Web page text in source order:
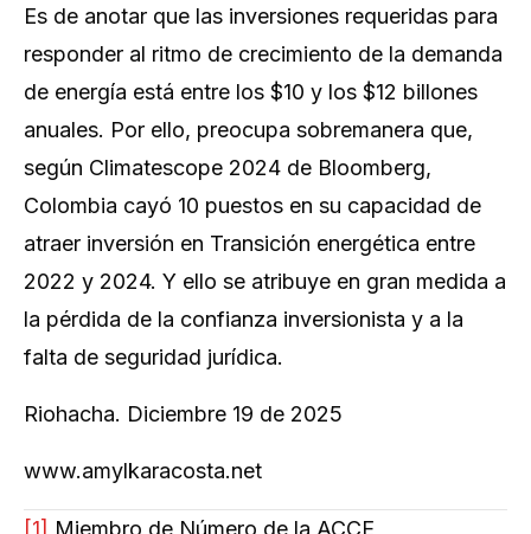
Es de anotar que las inversiones requeridas para
responder al ritmo de crecimiento de la demanda
de energía está entre los $10 y los $12 billones
anuales. Por ello, preocupa sobremanera que,
según Climatescope 2024 de Bloomberg,
Colombia cayó 10 puestos en su capacidad de
atraer inversión en Transición energética entre
2022 y 2024. Y ello se atribuye en gran medida a
la pérdida de la confianza inversionista y a la
falta de seguridad jurídica.
Riohacha. Diciembre 19 de 2025
www.amylkaracosta.net
[1] Miembro de Número de la ACCE